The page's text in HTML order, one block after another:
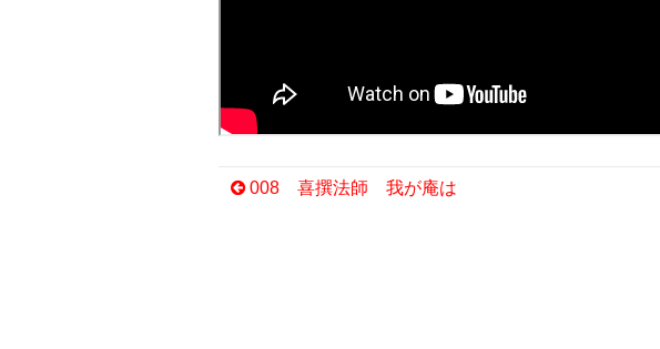
008 喜撰法師 我が庵は